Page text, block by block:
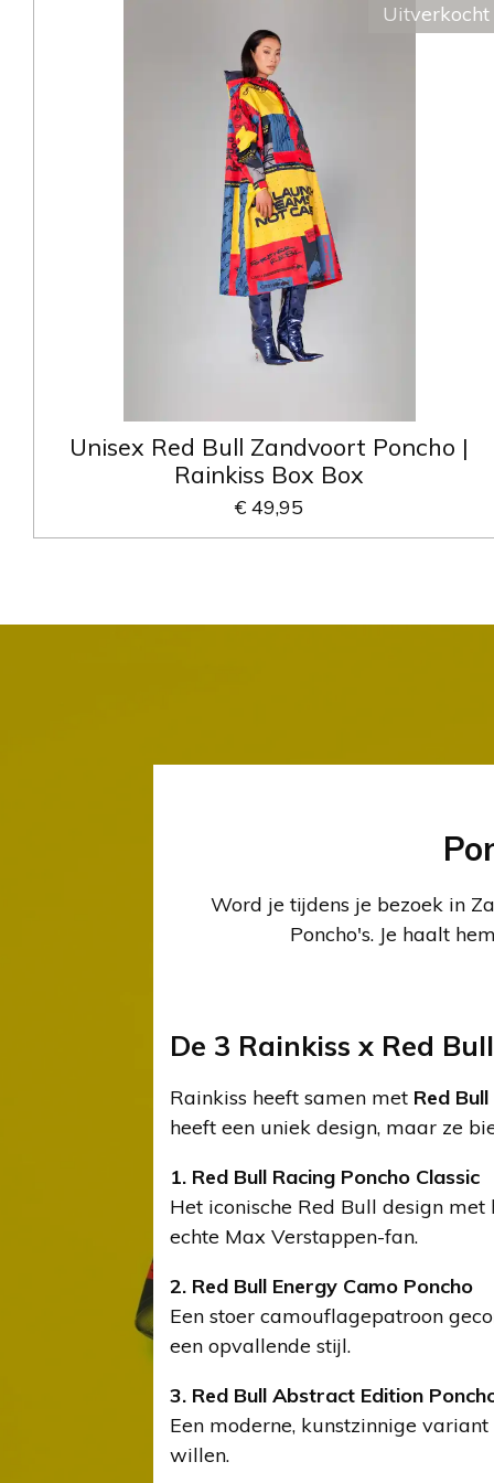
Uitverkocht
Unisex Red Bull Zandvoort Poncho |
Rainkiss Box Box
€ 49,95
Word je tijdens je bezoek in
Poncho's. Je haalt
De 3 Rainkiss x Red
Rainkiss heeft samen met Red
heeft een uniek design, maar ze
1. Red Bull Racing Poncho Classic
Het iconische Red Bull design
echte Max Verstappen-fan.
2. Red Bull Energy Camo Poncho
Een stoer camouflagepatroon
een opvallende stijl.
3. Red Bull Abstract Edition
Een moderne, kunstzinnige
willen.